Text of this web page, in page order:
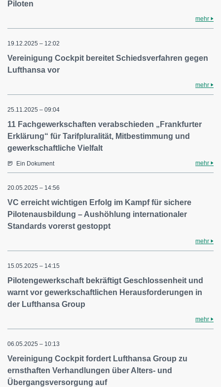
Piloten
mehr
19.12.2025 – 12:02
Vereinigung Cockpit bereitet Schiedsverfahren gegen
Lufthansa vor
mehr
25.11.2025 – 09:04
11 Fachgewerkschaften verabschieden „Frankfurter
Erklärung“ für Tarifpluralität, Mitbestimmung und
gewerkschaftliche Vielfalt
Ein Dokument mehr
20.05.2025 – 14:56
VC erreicht wichtigen Erfolg im Kampf für sichere
Pilotenausbildung – Aushöhlung internationaler
Standards vorerst gestoppt
mehr
15.05.2025 – 14:15
Pilotengewerkschaft bekräftigt Geschlossenheit und
warnt vor gewerkschaftlichen Herausforderungen in
der Lufthansa Group
mehr
06.05.2025 – 10:13
Vereinigung Cockpit fordert Lufthansa Group zu
ernsthaften Verhandlungen über Alters- und
Übergangsversorgung auf